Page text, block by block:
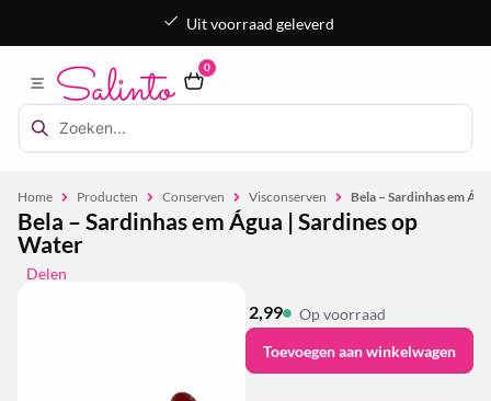
Uit voorraad geleverd
0
Home Producten Conserven Visconserven Bela – Sardinhas em
Bela – Sardinhas em Água | Sardines op
Water
Delen
2,99 Op voorraad
Toevoegen aan winkelwagen